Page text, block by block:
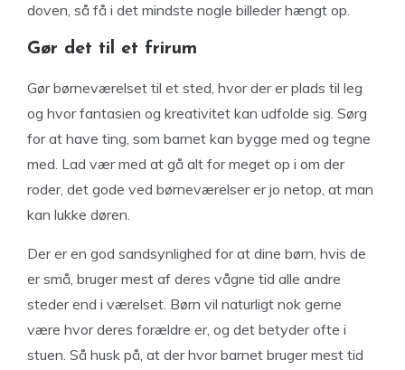
doven, så få i det mindste nogle billeder hængt op.
Gør det til et frirum
Gør børneværelset til et sted, hvor der er plads til leg
og hvor fantasien og kreativitet kan udfolde sig. Sørg
for at have ting, som barnet kan bygge med og tegne
med. Lad vær med at gå alt for meget op i om der
roder, det gode ved børneværelser er jo netop, at man
kan lukke døren.
Der er en god sandsynlighed for at dine børn, hvis de
er små, bruger mest af deres vågne tid alle andre
steder end i værelset. Børn vil naturligt nok gerne
være hvor deres forældre er, og det betyder ofte i
stuen. Så husk på, at der hvor barnet bruger mest tid